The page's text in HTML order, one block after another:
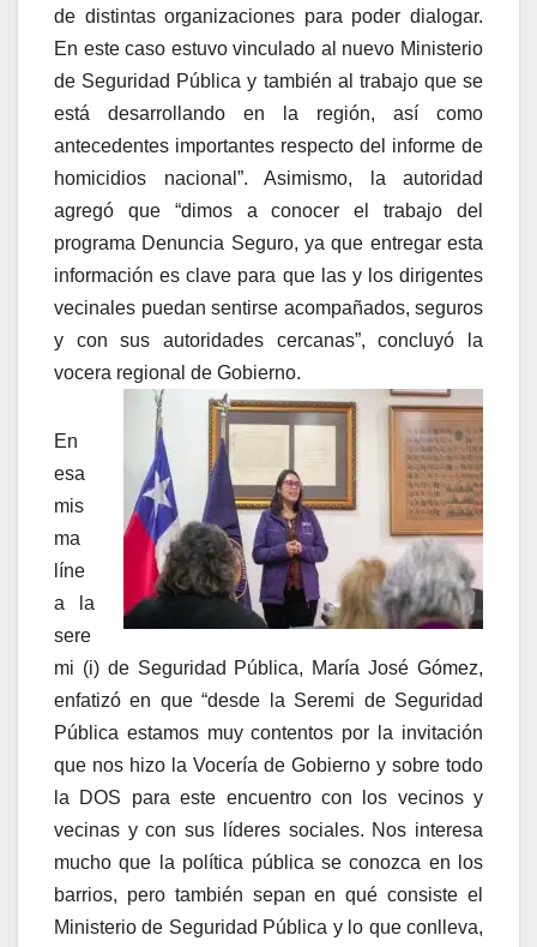
de distintas organizaciones para poder dialogar.
En este caso estuvo vinculado al nuevo Ministerio
de Seguridad Pública y también al trabajo que se
está desarrollando en la región, así como
antecedentes importantes respecto del informe de
homicidios nacional”. Asimismo, la autoridad
agregó que “dimos a conocer el trabajo del
programa Denuncia Seguro, ya que entregar esta
información es clave para que las y los dirigentes
vecinales puedan sentirse acompañados, seguros
y con sus autoridades cercanas”, concluyó la
vocera regional de Gobierno.
En
esa
mis
ma
líne
a la
sere
mi (i) de Seguridad Pública, María José Gómez,
enfatizó en que “desde la Seremi de Seguridad
Pública estamos muy contentos por la invitación
que nos hizo la Vocería de Gobierno y sobre todo
la DOS para este encuentro con los vecinos y
vecinas y con sus líderes sociales. Nos interesa
mucho que la política pública se conozca en los
barrios, pero también sepan en qué consiste el
Ministerio de Seguridad Pública y lo que conlleva,